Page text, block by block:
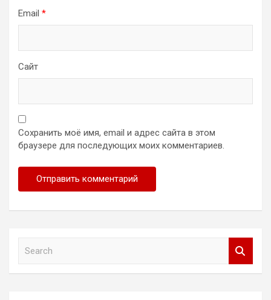
Email *
Сайт
Сохранить моё имя, email и адрес сайта в этом
браузере для последующих моих комментариев.